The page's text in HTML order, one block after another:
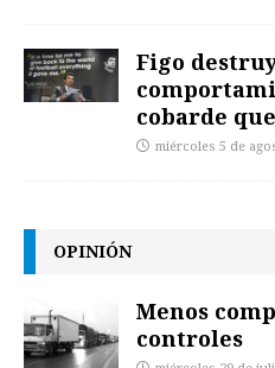
Figo
cobarde
miércoles 5 de
OPINIÓN
Menos
controles